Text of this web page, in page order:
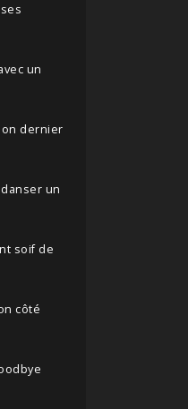
un
dernier
danser un
soif de
côté